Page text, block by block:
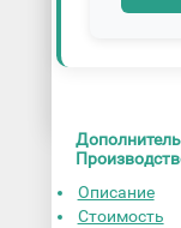
Описание
Стоимость